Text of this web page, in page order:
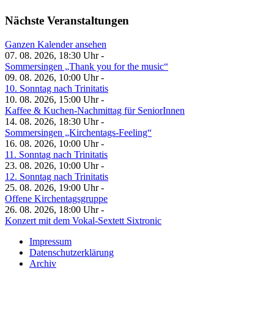
Nächste Veranstaltungen
Ganzen Kalender ansehen
07. 08. 2026, 18:30 Uhr -
Sommersingen „Thank you for the music“
09. 08. 2026, 10:00 Uhr -
10. Sonntag nach Trinitatis
10. 08. 2026, 15:00 Uhr -
Kaffee & Kuchen-Nachmittag für SeniorInnen
14. 08. 2026, 18:30 Uhr -
Sommersingen „Kirchentags-Feeling“
16. 08. 2026, 10:00 Uhr -
11. Sonntag nach Trinitatis
23. 08. 2026, 10:00 Uhr -
12. Sonntag nach Trinitatis
25. 08. 2026, 19:00 Uhr -
Offene Kirchentagsgruppe
26. 08. 2026, 18:00 Uhr -
Konzert mit dem Vokal-Sextett Sixtronic
Impressum
Datenschutzerklärung
Archiv